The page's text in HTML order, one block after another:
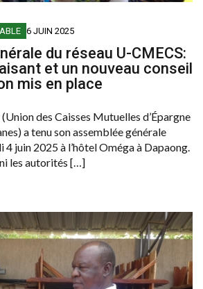
6 JUIN 2025
du réseau U-CMECS:
et un nouveau conseil
mis en place
des Caisses Mutuelles d’Épargne
a tenu son assemblée générale
juin 2025 à l’hôtel Oméga à Dapaong.
les autorités […]